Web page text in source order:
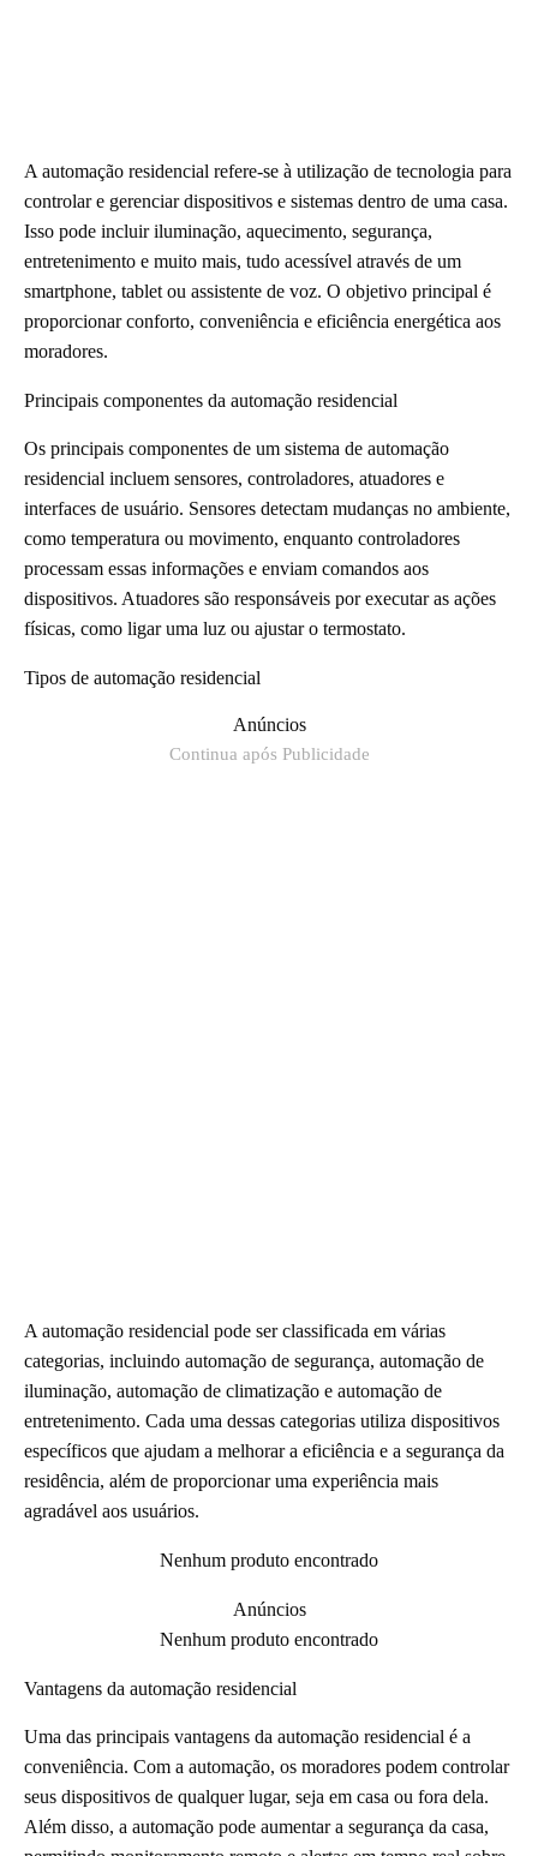
A automação residencial refere-se à utilização de tecnologia para
controlar e gerenciar dispositivos e sistemas dentro de uma casa.
Isso pode incluir iluminação, aquecimento, segurança,
entretenimento e muito mais, tudo acessível através de um
smartphone, tablet ou assistente de voz. O objetivo principal é
proporcionar conforto, conveniência e eficiência energética aos
moradores.
Principais componentes da automação residencial
Os principais componentes de um sistema de automação
residencial incluem sensores, controladores, atuadores e
interfaces de usuário. Sensores detectam mudanças no ambiente,
como temperatura ou movimento, enquanto controladores
processam essas informações e enviam comandos aos
dispositivos. Atuadores são responsáveis por executar as ações
físicas, como ligar uma luz ou ajustar o termostato.
Tipos de automação residencial
Anúncios
Continua após Publicidade
A automação residencial pode ser classificada em várias
categorias, incluindo automação de segurança, automação de
iluminação, automação de climatização e automação de
entretenimento. Cada uma dessas categorias utiliza dispositivos
específicos que ajudam a melhorar a eficiência e a segurança da
residência, além de proporcionar uma experiência mais
agradável aos usuários.
Nenhum produto encontrado
Anúncios
Nenhum produto encontrado
Vantagens da automação residencial
Uma das principais vantagens da automação residencial é a
conveniência. Com a automação, os moradores podem controlar
seus dispositivos de qualquer lugar, seja em casa ou fora dela.
Além disso, a automação pode aumentar a segurança da casa,